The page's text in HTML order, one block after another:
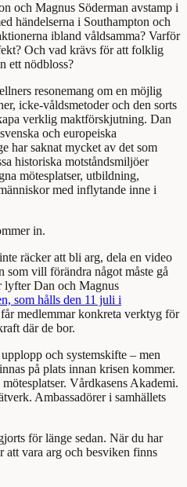
och Magnus Söderman avstamp i
händelserna i Southampton och
ibland våldsamma? Varför
Och vad krävs för att folklig
ett nödbloss?
resonemang om en möjlig
icke-våldsmetoder och den sorts
verklig maktförskjutning. Dan
och europeiska
har saknat mycket av det som
historiska motståndsmiljöer
mötesplatser, utbildning,
med inflytande inne i
in.
räcker att bli arg, dela en video
som vill förändra något måste gå
lyfter Dan och Magnus
som hålls den 11 juli i
medlemmar konkreta verktyg för
där de bor.
och systemskifte – men
på plats innan krisen kommer.
Vårdkasens Akademi.
Ambassadörer i samhällets
för länge sedan. När du har
att vara arg och besviken finns